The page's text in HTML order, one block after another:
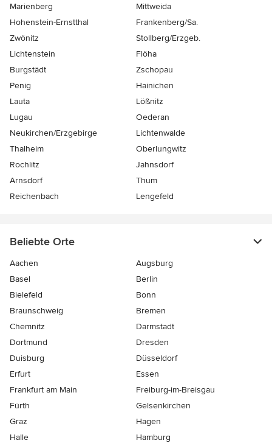
Marienberg
Mittweida
Hohenstein-Ernstthal
Frankenberg/Sa.
Zwönitz
Stollberg/Erzgeb.
Lichtenstein
Flöha
Burgstädt
Zschopau
Penig
Hainichen
Lauta
Lößnitz
Lugau
Oederan
Neukirchen/Erzgebirge
Lichtenwalde
Thalheim
Oberlungwitz
Rochlitz
Jahnsdorf
Arnsdorf
Thum
Reichenbach
Lengefeld
Beliebte Orte
Aachen
Augsburg
Basel
Berlin
Bielefeld
Bonn
Braunschweig
Bremen
Chemnitz
Darmstadt
Dortmund
Dresden
Duisburg
Düsseldorf
Erfurt
Essen
Frankfurt am Main
Freiburg-im-Breisgau
Fürth
Gelsenkirchen
Graz
Hagen
Halle
Hamburg